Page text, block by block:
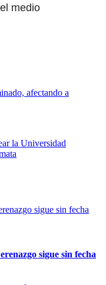
medio
afectando a
la Universidad
sigue sin fecha